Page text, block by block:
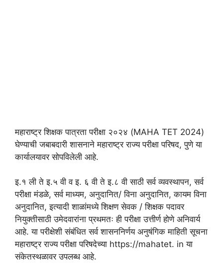
महाराष्ट्र शिक्षक पात्रता परीक्षा २०२४ (MAHA TET 2024)
घेण्याची जबाबदारी शासनाने महाराष्ट्र राज्य परीक्षा परिषद, पुणे या
कार्यालयावर सोपविलेली आहे.
इ.१ ली ते इ.५ वी व इ. ६ वी ते इ.८ वी साठी सर्व व्यवस्थापन, सर्व
परीक्षा मंडळे, सर्व माध्यम, अनुदानित/ विना अनुदानित, कायम विना
अनुदानित, इत्यादी शाळांमध्ये शिक्षण सेवक / शिक्षक पदावर
नियुक्तीसाठी उमेदवारांना प्रथमतः ही परीक्षा उत्तीर्ण होणे अनिवार्य
आहे. या परीक्षेशी संबंधित सर्व शासननिर्णय अनुषंगिक माहिती सूचना
महाराष्ट्र राज्य परीक्षा परिषदेच्या https://mahatet. in या
संकेतस्थळावर उपलब्ध आहे.